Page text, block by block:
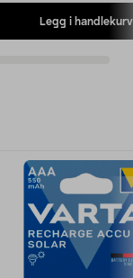
Legg i handlekurv